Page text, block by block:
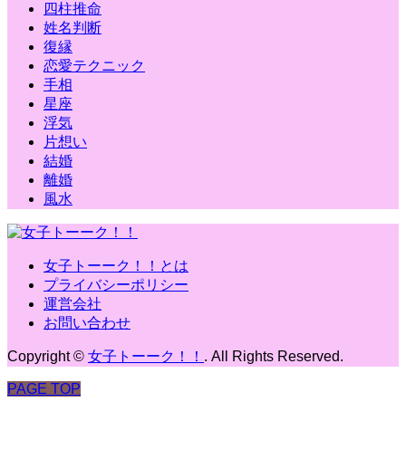
四柱推命
姓名判断
復縁
恋愛テクニック
手相
星座
浮気
片想い
結婚
離婚
風水
女子トーーク！！とは
プライバシーポリシー
運営会社
お問い合わせ
Copyright© 女子トーーク！！ . All Rights Reserved.
PAGE TOP